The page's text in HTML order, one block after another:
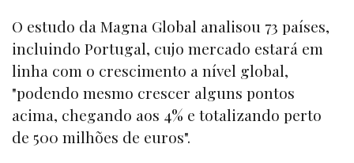
O estudo da Magna Global analisou 73 países,
incluindo Portugal, cujo mercado estará em
linha com o crescimento a nível global,
"podendo mesmo crescer alguns pontos
acima, chegando aos 4% e totalizando perto
de 500 milhões de euros".